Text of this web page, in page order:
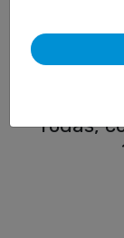
rodas,